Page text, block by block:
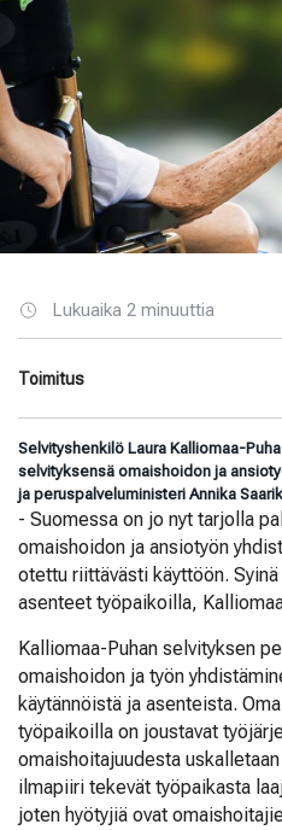
Lukuaika 2 minuuttia
Toimitus
Selvityshenkilö Laura Kalliomaa-
selvityksensä omaishoidon ja
ja peruspalveluministeri Annika
- Suomessa on jo nyt tarjolla
omaishoidon ja ansiotyön
otettu riittävästi käyttöön.
asenteet työpaikoilla,
Kalliomaa-Puhan selvityksen
omaishoidon ja työn
käytännöistä ja asenteista.
työpaikoilla on joustavat
omaishoitajuudesta
ilmapiiri tekevät työpaikasta
joten hyötyjiä ovat